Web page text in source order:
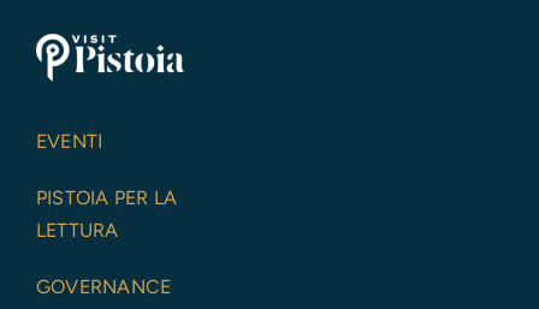
EVENTI
PISTOIA PER LA
LETTURA
GOVERNANCE